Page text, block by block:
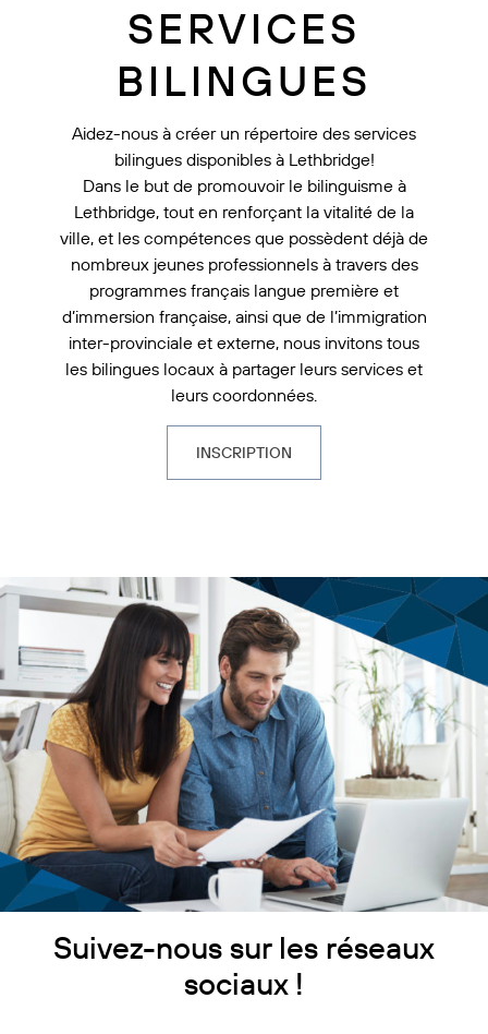
SERVICES
BILINGUES
Aidez-nous à créer un répertoire des services
bilingues disponibles à Lethbridge!
Dans le but de promouvoir le bilinguisme à
Lethbridge, tout en renforçant la vitalité de la
ville, et les compétences que possèdent déjà de
nombreux jeunes professionnels à travers des
programmes français langue première et
d’immersion française, ainsi que de l’immigration
inter-provinciale et externe, nous invitons tous
les bilingues locaux à partager leurs services et
leurs coordonnées.
INSCRIPTION
Suivez-nous sur les réseaux
sociaux !